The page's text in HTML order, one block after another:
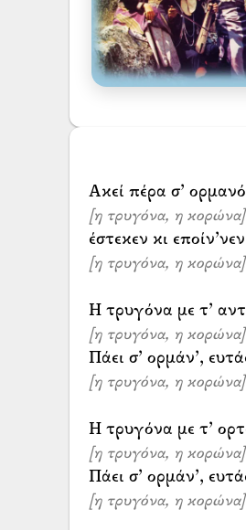
[η τρυγόνα, η κορώνα]
[η τρυγόνα, η κορώνα]
[η τρυγόνα, η κορώνα]
[η τρυγόνα, η κορώνα]
[η τρυγόνα, η κορώνα]
[η τρυγόνα, η κορώνα]